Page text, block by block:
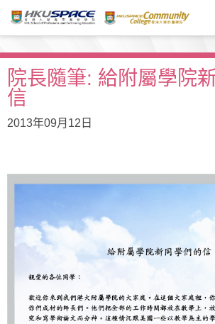
主
院長隨筆: 給附屬學院
信
2013年09月12日